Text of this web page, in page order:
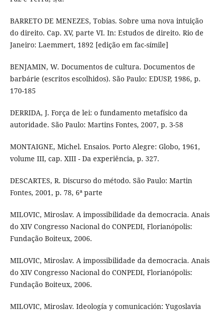
BARRETO DE MENEZES, Tobias. Sobre uma nova intuição
do direito. Cap. XV, parte VI. In: Estudos de direito. Rio de
Janeiro: Laemmert, 1892 [edição em fac-símile]
BENJAMIN, W. Documentos de cultura. Documentos de
barbárie (escritos escolhidos). São Paulo: EDUSP, 1986, p.
170-185
DERRIDA, J. Força de lei: o fundamento metafísico da
autoridade. São Paulo: Martins Fontes, 2007, p. 3-58
MONTAIGNE, Michel. Ensaios. Porto Alegre: Globo, 1961,
volume III, cap. XIII - Da experiência, p. 327.
DESCARTES, R. Discurso do método. São Paulo: Martin
Fontes, 2001, p. 78, 6ª parte
MILOVIC, Miroslav. A impossibilidade da democracia. Anais
do XIV Congresso Nacional do CONPEDI, Florianópolis:
Fundação Boiteux, 2006.
MILOVIC, Miroslav. A impossibilidade da democracia. Anais
do XIV Congresso Nacional do CONPEDI, Florianópolis:
Fundação Boiteux, 2006.
MILOVIC, Miroslav. Ideología y comunicación: Yugoslavia